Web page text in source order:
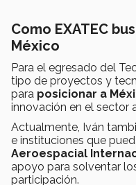
Como EXATEC
México
Para el egresado del
tipo de proyectos y
para posicionar a
innovación en el sector
Actualmente, Iván
e instituciones que
Aeroespacial
apoyo para solventar
participación.